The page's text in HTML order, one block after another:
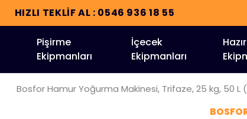
HIZLI TEKLİF AL : 0546 936 18 55
Pişirme
Ekipmanları
İçecek
Ekipmanları
Bosfor Hamur Yoğurma Makinesi, Trifaze, 25 kg, 50 L